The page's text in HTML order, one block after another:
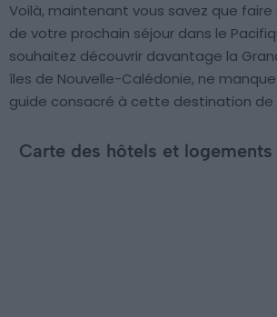
Voilà, maintenant vous savez que faire
de votre prochain séjour dans le
souhaitez découvrir davantage la
îles de Nouvelle-Calédonie, ne
guide consacré à cette destination de
Carte des hôtels et